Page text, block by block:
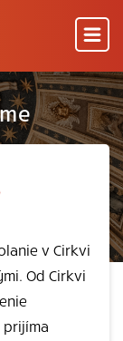
v Cirkvi
Od Cirkvi
prijíma